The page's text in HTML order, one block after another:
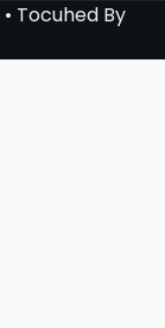
• Tocuhed By